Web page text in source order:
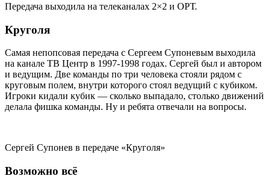
Передача выходила на телеканалах 2×2 и ОРТ.
Круголя
Самая непопсовая передача с Сергеем Супоневым выходила
на канале ТВ Центр в 1997-1998 годах. Сергей был и автором
и ведущим. Две команды по три человека стояли рядом с
круговым полем, внутри которого стоял ведущий с кубиком.
Игроки кидали кубик — сколько выпадало, столько движений
делала фишка команды. Ну и ребята отвечали на вопросы.
Сергей Супонев в передаче «Круголя»
Возможно всё